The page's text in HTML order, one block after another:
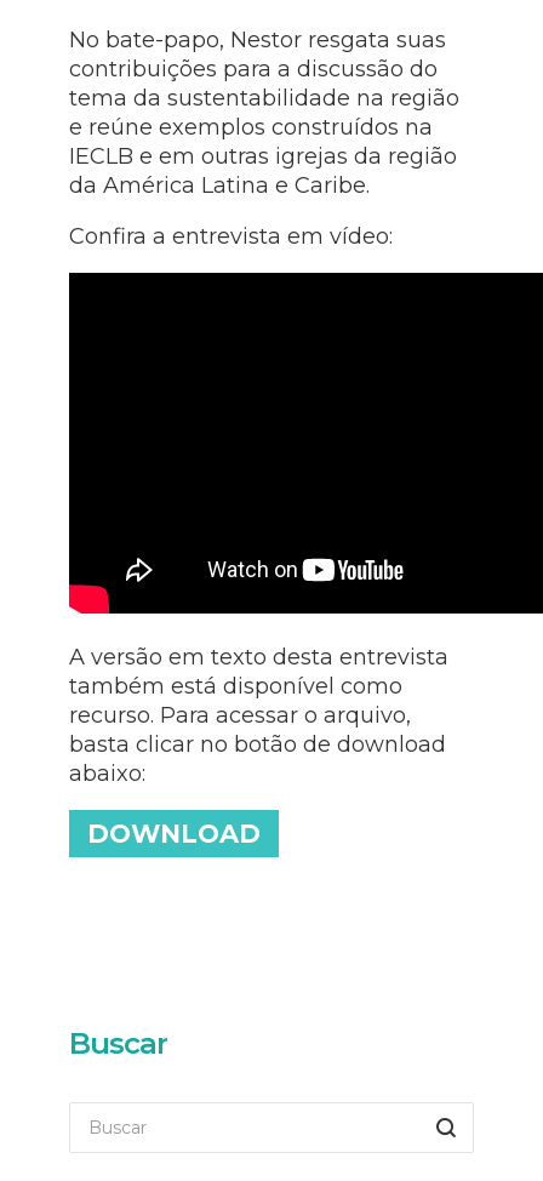
No bate-papo, Nestor resgata suas
contribuições para a discussão do
tema da sustentabilidade na região
e reúne exemplos construídos na
IECLB e em outras igrejas da região
da América Latina e Caribe.
Confira a entrevista em vídeo:
A versão em texto desta entrevista
também está disponível como
recurso. Para acessar o arquivo,
basta clicar no botão de download
abaixo:
DOWNLOAD
Buscar